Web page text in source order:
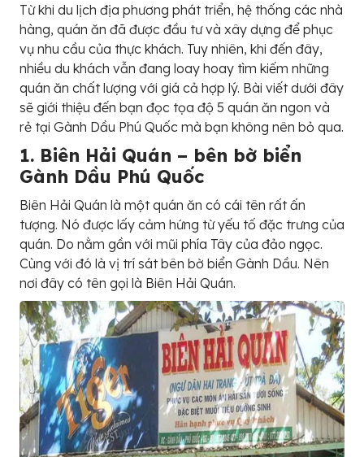
Từ khi du lịch địa phương phát triển, hệ thống các nhà
hàng, quán ăn đã được đầu tư và xây dựng để phục
vụ nhu cầu của thực khách. Tuy nhiên, khi đến đây,
nhiều du khách vẫn đang loay hoay tìm kiếm những
quán ăn chất lượng với giá cả hợp lý. Bài viết dưới đây
sẽ giới thiệu đến bạn đọc tọa độ 5 quán ăn ngon và
rẻ tại Gành Dầu Phú Quốc mà bạn không nên bỏ qua.
1. Biên Hải Quán – bên bờ biển
Gành Dầu Phú Quốc
Biên Hải Quán là một quán ăn có cái tên rất ấn
tượng. Nó được lấy cảm hứng từ yếu tố đặc trưng của
quán. Do nằm gần với mũi phía Tây của đảo ngọc.
Cùng với đó là vị trí sát bên bờ biển Gành Dầu. Nên
nơi đây có tên gọi là Biên Hải Quán.